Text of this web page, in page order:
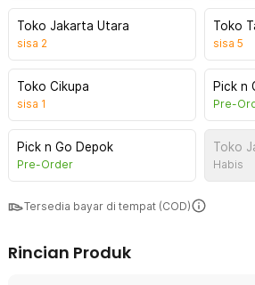
Toko Jakarta Utara
sisa 2
Toko
sisa 5
Toko Cikupa
sisa 1
Pick n
Pre-
Pick n Go Depok
Pre-Order
Toko
Habis
Tersedia bayar di tempat (COD)
Rincian Produk